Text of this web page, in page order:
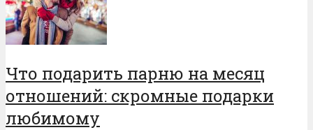
Что подарить парню на месяц
отношений: скромные подарки
любимому